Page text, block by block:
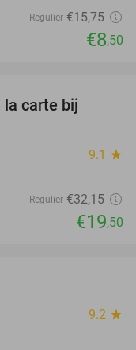
Regulier €15,75
€8,50
la carte bij
9.1 star
Regulier €32,15
€19,50
9.2 star